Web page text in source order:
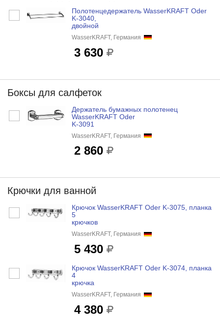
Полотенцедержатель WasserKRAFT Oder
K-3040,
двойной
WasserKRAFT, Германия
3 630
Боксы для салфеток
Держатель бумажных полотенец
WasserKRAFT Oder
K-3091
WasserKRAFT, Германия
2 860
Крючки для ванной
Крючок WasserKRAFT Oder K-3075, планка
5
крючков
WasserKRAFT, Германия
5 430
Крючок WasserKRAFT Oder K-3074, планка
4
крючка
WasserKRAFT, Германия
4 380